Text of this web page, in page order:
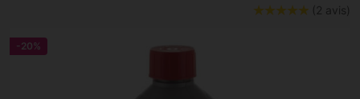
(2 avis)
-20%